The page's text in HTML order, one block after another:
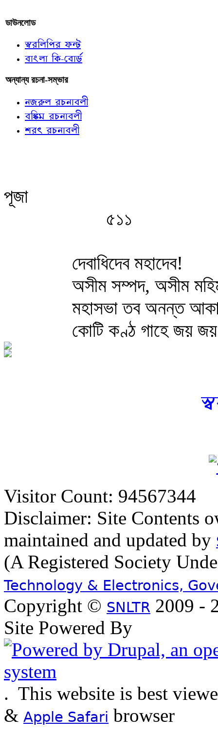
ডাউনলোড
স্বরলিপির ফন্ট
বাংলা কি-বোর্ড
অন্যান্য রচনা-সম্ভার
নজরুল রচনাবলী
বঙ্কিম রচনাবলী
শরৎ রচনাবলী
পূজা
৫১১
দেবাধিদেব মহাদেব!
অসীম সম্পদ, অসীম
মহাসভা তব অনন্ত
কোটি কণ্ঠ গাহে জয়
Visitor Count: 94567344
Disclaimer: Site Contents
maintained and updated by
(A Registered Society
Technology & Electronics,
Copyright © SNLTR 2009 -
Site Powered By
. This website is best
& Apple Safari browser